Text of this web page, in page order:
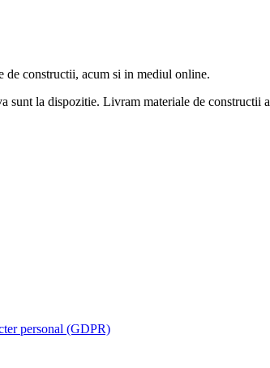
de constructii, acum si in mediul online.
sunt la dispozitie. Livram materiale de constructii
personal (GDPR)